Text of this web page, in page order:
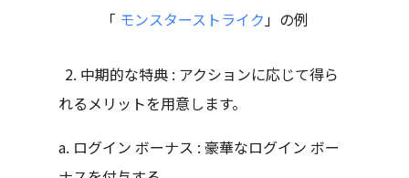
「 モンスターストライク」の例
中期的な特典 : アクションに応じて得ら
れるメリットを用意します。
a. ログイン ボーナス : 豪華なログイン ボー